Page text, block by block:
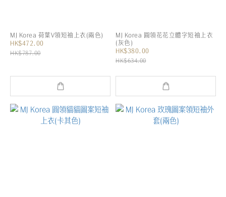
MJ Korea 荷葉V領短袖上衣(兩色)
HK$472.00
HK$787.00
MJ Korea 圓領花花立體字短袖上衣
(灰色)
HK$380.00
HK$634.00